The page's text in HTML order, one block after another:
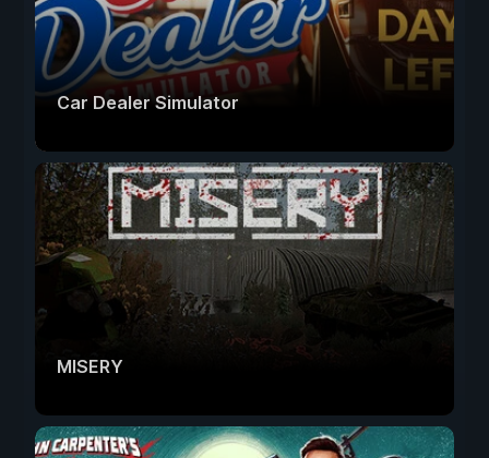
Car Dealer Simulator
MISERY